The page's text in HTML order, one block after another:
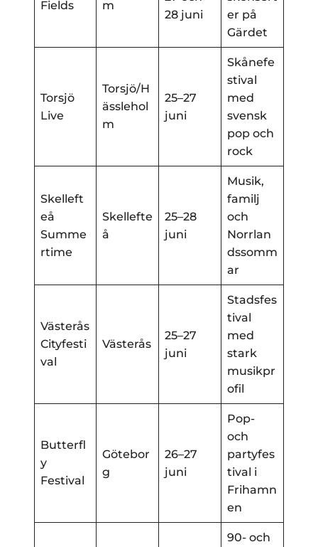
Fields
m
28 juni
er på
Gärdet
Torsjö
Live
Torsjö/H
ässlehol
m
25–27
juni
Skånefe
stival
med
svensk
pop och
rock
Skelleft
eå
Summe
rtime
Skellefte
å
25–28
juni
Musik,
familj
och
Norrlan
dssomm
ar
Västerås
Cityfesti
val
Västerås
25–27
juni
Stadsfes
tival
med
stark
musikpr
ofil
Butterfl
y
Festival
Götebor
g
26–27
juni
Pop-
och
partyfes
tival i
Frihamn
en
90- och